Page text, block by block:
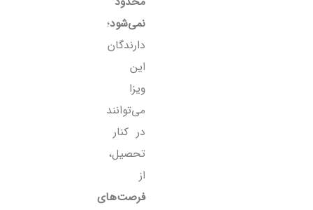
نمی‌شود؛
دارندگان
این
ویزا
می‌توانند
در کنار
تحصیل،
از
فرصت‌های